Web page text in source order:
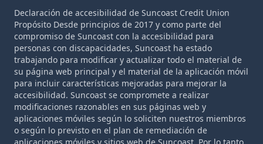
Declaración de accesibilidad de Suncoast Credit Union
Propósito Desde principios de 2017 y como parte del
compromiso de Suncoast con la accesibilidad para
personas con discapacidades, Suncoast ha estado
trabajando para modificar y actualizar todo el material de
su página web principal y el material de la aplicación móvil
para incluir características mejoradas para mejorar la
accesibilidad. Suncoast se compromete a realizar
modificaciones razonables en sus páginas web y
aplicaciones móviles según lo soliciten nuestros miembros
o según lo previsto en el plan de remediación de